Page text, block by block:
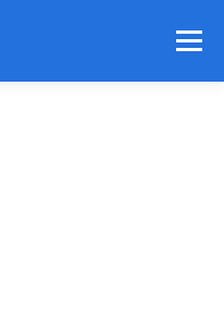
メニュー